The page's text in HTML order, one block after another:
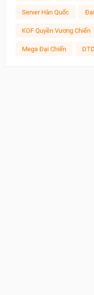
Server Hàn Quốc
KOF Quyền Vương Chiến
Mega Đại Chiến DTD